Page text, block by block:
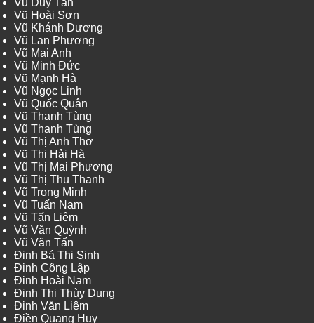
Vũ Hoài Sơn
Vũ Khánh Dương
Vũ Lan Phương
Vũ Mai Anh
Vũ Minh Đức
Vũ Mạnh Hà
Vũ Ngọc Linh
Vũ Quốc Quân
Vũ Thanh Tùng
Vũ Thanh Tùng
Vũ Thị Anh Thơ
Vũ Thị Hải Hà
Vũ Thị Mai Phương
Vũ Thị Thu Thanh
Vũ Trọng Minh
Vũ Tuấn Nam
Vũ Tấn Liêm
Vũ Văn Quỳnh
Vũ Văn Tấn
Đinh Bá Thi Sinh
Đinh Công Lập
Đinh Hoài Nam
Đinh Thị Thùy Dung
Đinh Văn Liêm
Điền Quang Huy